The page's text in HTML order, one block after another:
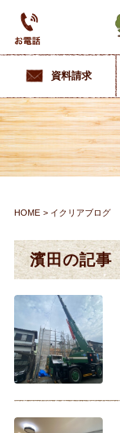
資料請求
HOME イクリアブログ
濱田の記事